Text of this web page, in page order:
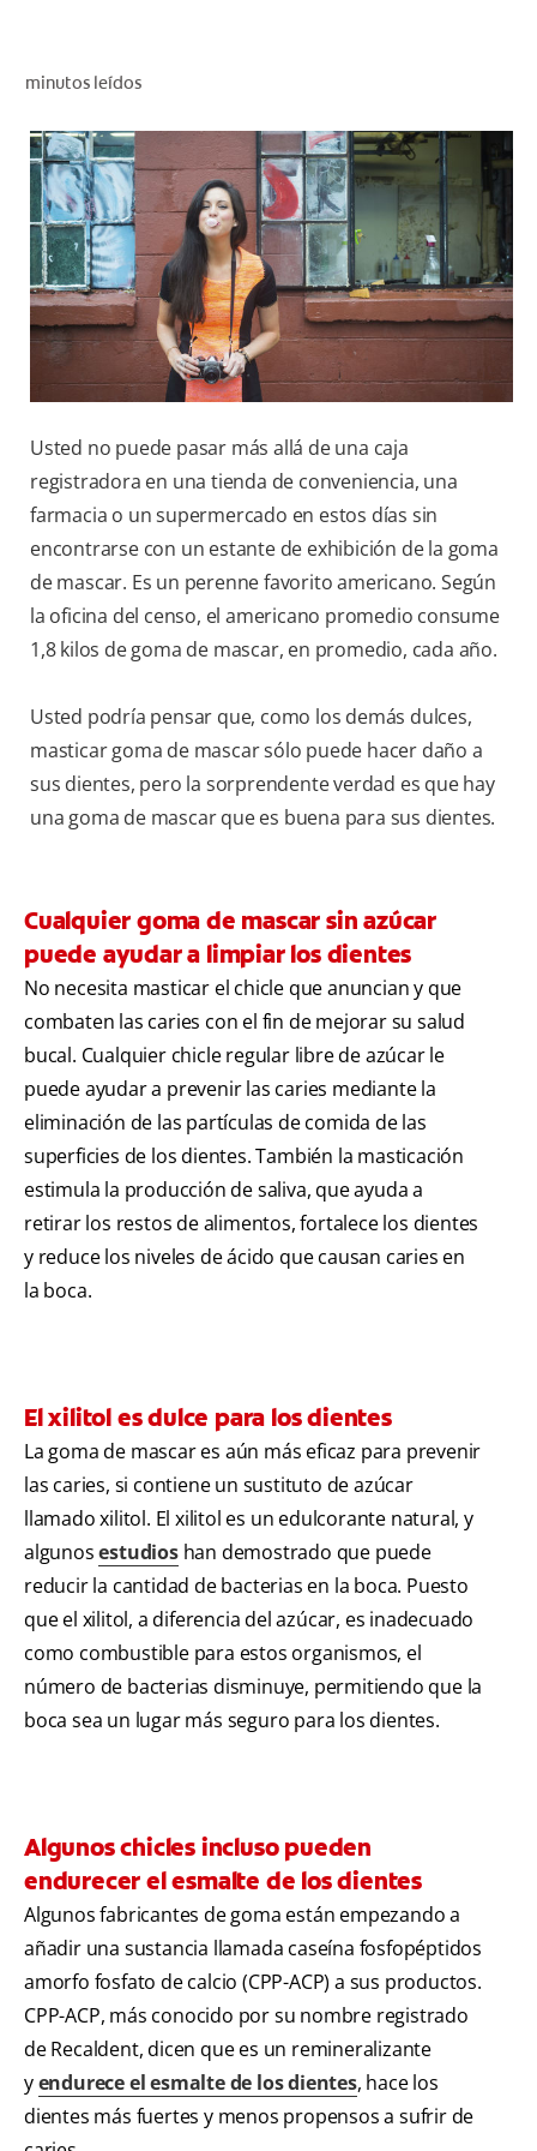
PARA PROFESIONALES
CUPONES
DO (ES)
SUSCRÍBASE
minutos leídos
Usted no puede pasar más allá de una caja
registradora en una tienda de conveniencia, una
farmacia o un supermercado en estos días sin
encontrarse con un estante de exhibición de la goma
de mascar. Es un perenne favorito americano. Según
la oficina del censo, el americano promedio consume
1,8 kilos de goma de mascar, en promedio, cada año.
Usted podría pensar que, como los demás dulces,
masticar goma de mascar sólo puede hacer daño a
sus dientes, pero la sorprendente verdad es que hay
una goma de mascar que es buena para sus dientes.
Cualquier goma de mascar sin azúcar
puede ayudar a limpiar los dientes
No necesita masticar el chicle que anuncian y que
combaten las caries con el fin de mejorar su salud
bucal. Cualquier chicle regular libre de azúcar le
puede ayudar a prevenir las caries mediante la
eliminación de las partículas de comida de las
superficies de los dientes. También la masticación
estimula la producción de saliva, que ayuda a
retirar los restos de alimentos, fortalece los dientes
y reduce los niveles de ácido que causan caries en
la boca.
El xilitol es dulce para los dientes
La goma de mascar es aún más eficaz para prevenir
las caries, si contiene un sustituto de azúcar
llamado xilitol. El xilitol es un edulcorante natural, y
algunosestudioshan demostrado que puede
reducir la cantidad de bacterias en la boca. Puesto
que el xilitol, a diferencia del azúcar, es inadecuado
como combustible para estos organismos, el
número de bacterias disminuye, permitiendo que la
boca sea un lugar más seguro para los dientes.
Algunos chicles incluso pueden
endurecer el esmalte de los dientes
Algunos fabricantes de goma están empezando a
añadir una sustancia llamada caseína fosfopéptidos
amorfo fosfato de calcio (CPP-ACP) a sus productos.
CPP-ACP, más conocido por su nombre registrado
de Recaldent, dicen que es un remineralizante
yendurece el esmalte de los dientes, hace los
dientes más fuertes y menos propensos a sufrir de